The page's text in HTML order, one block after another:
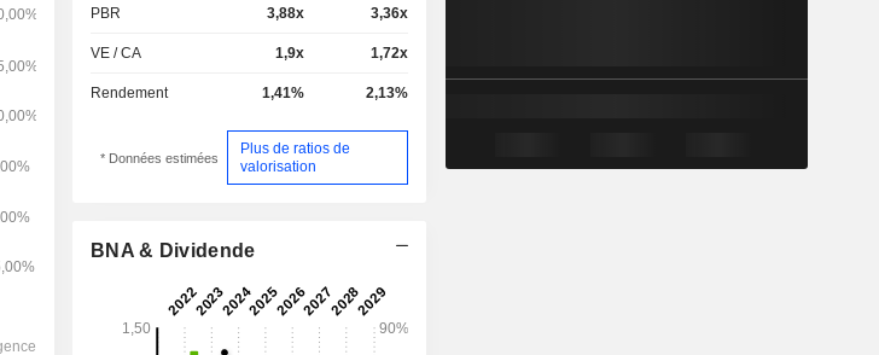
PBR 3,88x 3,36x
VE / CA 1,9x 1,72x
Rendement 1,41% 2,13%
* Données estimées
Plus de ratios de
valorisation
BNA & Dividende